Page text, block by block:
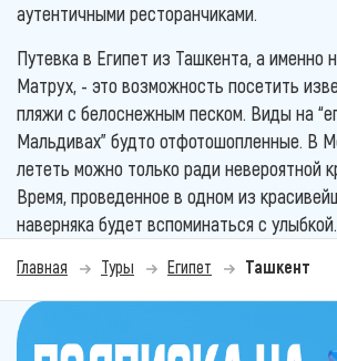
аутентичными ресторанчиками.
Путевка в Египет из Ташкента, а именно
Матрух, - это возможность посетить
пляжи с белоснежным песком. Виды на
Мальдивах” будто отфотошопленные. В
лететь можно только ради невероятной
Время, проведенное в одном из
наверняка будет вспоминаться с улыбкой.
Главная Туры Египет Ташкент